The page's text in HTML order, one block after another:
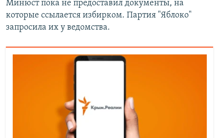
Минюст пока не предоставил документы, на
которые ссылается избирком. Партия "Яблоко"
запросила их у ведомства.